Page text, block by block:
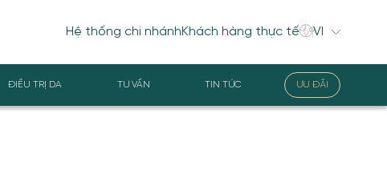
Hệ thống chi nhánhKhách hàng thực tế
ĐIỀU TRỊ DA TƯ VẤN TIN TỨC ƯU ĐÃI